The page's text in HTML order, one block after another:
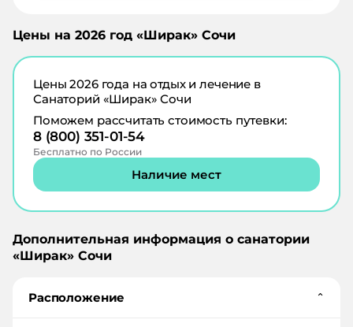
Цены на 2026 год «Ширак» Сочи
Цены2026года на отдых и лечение в
Санаторий «Ширак» Сочи
Поможем рассчитать стоимость путевки:
8 (800) 351-01-54
Бесплатно по России
Наличие мест
Дополнительная информация о санатории
«Ширак» Сочи
Расположение ⌄